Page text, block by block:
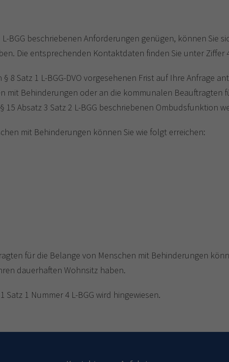
BGG beschriebenen Anforderungen genügen, können Sie
Die entsprechenden Kontaktdaten finden Sie unter Ziffer
Satz 1 L-BGG-DVO vorgesehenen Frist auf Ihre Anfrage
mit Behinderungen oder an die kommunalen Beauftragten
15 Absatz 3 Satz 2 L-BGG beschriebenen Ombudsfunktion
mit Behinderungen können Sie wie folgt erreichen:
für die Belange von Menschen mit Behinderungen
dauerhaften Wohnsitz haben.
1 Nummer 4 L-BGG wird hingewiesen.